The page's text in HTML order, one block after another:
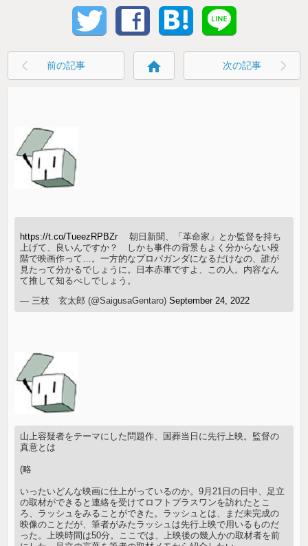
前の記事 home 次の記事
https://t.co/TueezRPBZr 朝日新聞、「革命家」とか監督を持ち
上げて、良いんですか？ しかも事件の背景もよく分からない段
階で映画作って…。一方的なプロパガンダになるだけなの、誰が
見たって分かるでしょうに。日本赤軍ですよ、この人。内容なん
て推して知るべしでしょう。
— 三枝 玄太郎 (@SaigusaGentaro)September 24, 2022
山上容疑者をテーマにした問題作、国葬当日に先行上映。監督の
真意とは
(略
いったいどんな映画に仕上がっているのか。9月21日の日中、足立
の取材ができると連絡を受けてロフトプラスワンを訪れたとこ
ろ、ラッシュをみることができた。ラッシュとは、まだ未完成の
映像のことだが、筆者がみたラッシュは先行上映で用いるものだ
った。上映時間は50分。ここでは、上映後の幾人かの取材者を前